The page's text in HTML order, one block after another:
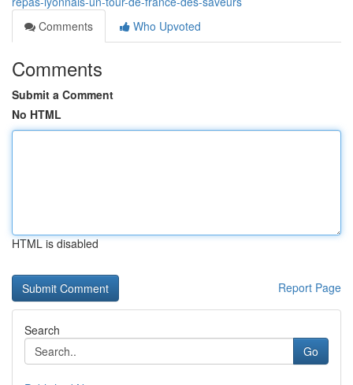
Comments
Who Upvoted
Comments
Submit a Comment
No HTML
HTML is disabled
Report Page
Search
Go